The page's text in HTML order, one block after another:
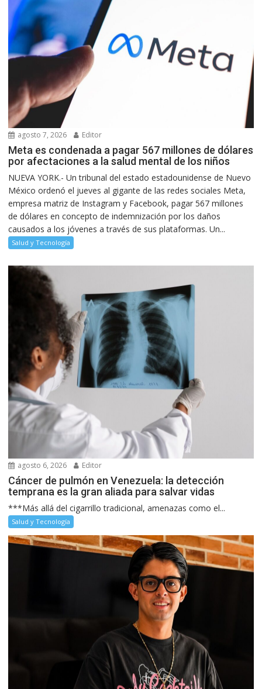
agosto 7, 2026 Editor
Meta es condenada a pagar 567 millones de dólares
por afectaciones a la salud mental de los niños
NUEVA YORK.- Un tribunal del estado estadounidense de Nuevo
México ordenó el jueves al gigante de las redes sociales Meta,
empresa matriz de Instagram y Facebook, pagar 567 millones
de dólares en concepto de indemnización por los daños
causados a los jóvenes a través de sus plataformas. Un...
Salud y Tecnología
agosto 6, 2026 Editor
Cáncer de pulmón en Venezuela: la detección
temprana es la gran aliada para salvar vidas
***Más allá del cigarrillo tradicional, amenazas como el...
Salud y Tecnología